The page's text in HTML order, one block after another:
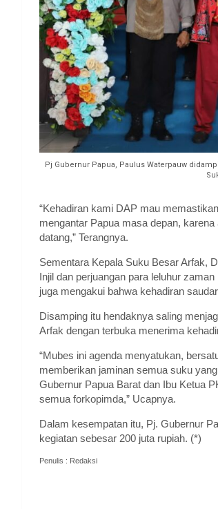
Pj Gubernur Papua, Paulus Waterpauw
“Kehadiran kami DAP mau
mengantar Papua masa depan,
datang,” Terangnya.
Sementara Kepala Suku Besar Arfak,
Injil dan perjuangan para leluhur
juga mengakui bahwa kehadiran
Disamping itu hendaknya saling
Arfak dengan terbuka menerima
“Mubes ini agenda menyatukan,
memberikan jaminan semua suku
Gubernur Papua Barat dan Ibu Ketua
semua forkopimda,” Ucapnya.
Dalam kesempatan itu, Pj. Gubernur
kegiatan sebesar 200 juta rupiah. (*)
Penulis : Redaksi